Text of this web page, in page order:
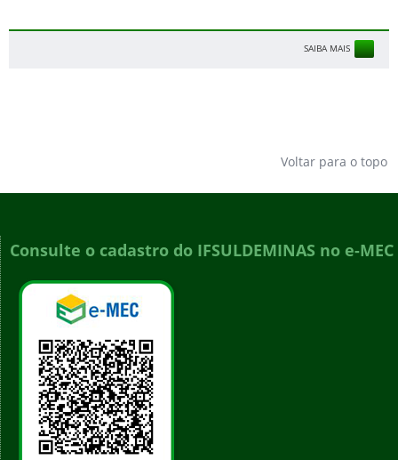
SAIBA MAIS
Voltar para o topo
Consulte o cadastro do IFSULDEMINAS no e-MEC